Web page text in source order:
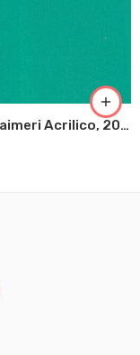
Turkis Maimeri Acrilico, 200 ml (430)